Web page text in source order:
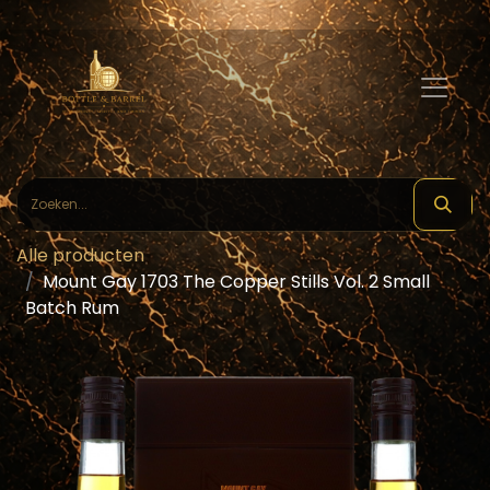
Alle producten
Mount Gay 1703 The Copper Stills Vol. 2 Small
Batch Rum